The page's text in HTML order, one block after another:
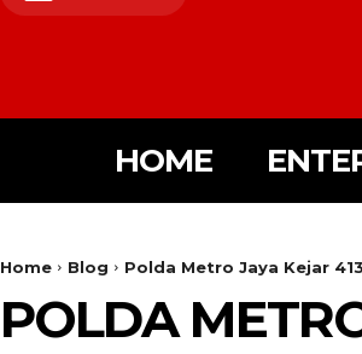
HOME
Home Blog Polda Metro Jaya Kejar
POLDA